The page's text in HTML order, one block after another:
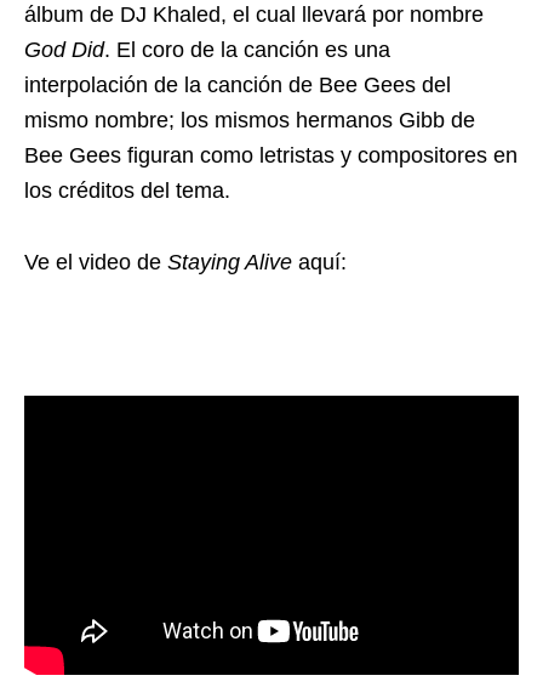
álbum de DJ Khaled, el cual llevará por nombre
God Did. El coro de la canción es una
interpolación de la canción de Bee Gees del
mismo nombre; los mismos hermanos Gibb de
Bee Gees figuran como letristas y compositores en
los créditos del tema.
Ve el video de Staying Alive aquí: